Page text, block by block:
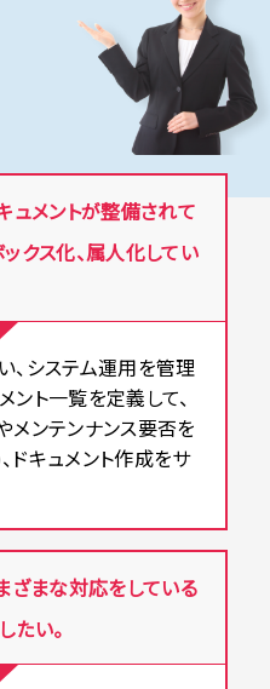
ュメントが整備されて
クス化、属人化してい
、システム運用を管理
ント一覧を定義して、
メンテンナンス要否を
ドキュメント作成をサ
ざまな対応をしている
たい。